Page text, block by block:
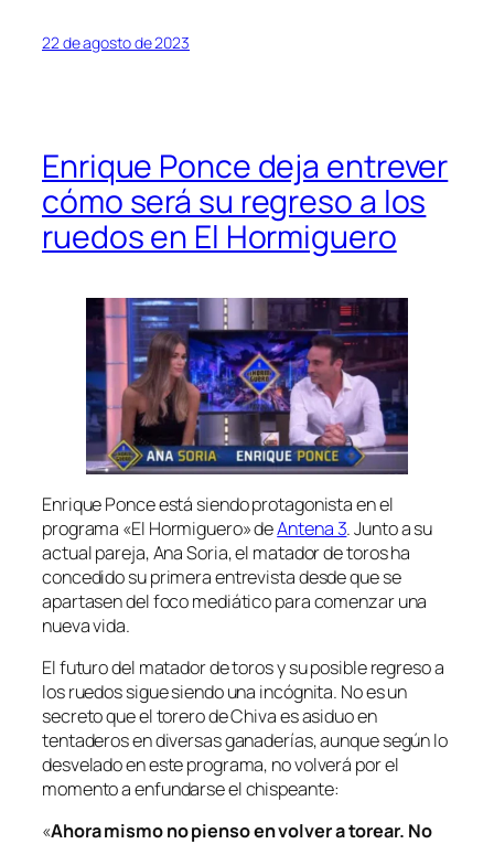
22 de agosto de 2023
Enrique Ponce deja entrever
cómo será su regreso a los
ruedos en El Hormiguero
Enrique Ponce está siendo protagonista en el
programa «El Hormiguero» deAntena 3. Junto a su
actual pareja, Ana Soria, el matador de toros ha
concedido su primera entrevista desde que se
apartasen del foco mediático para comenzar una
nueva vida.
El futuro del matador de toros y su posible regreso a
los ruedos sigue siendo una incógnita. No es un
secreto que el torero de Chiva es asiduo en
tentaderos en diversas ganaderías, aunque según lo
desvelado en este programa, no volverá por el
momento a enfundarse el chispeante:
«Ahora mismo no pienso en volver a torear. No